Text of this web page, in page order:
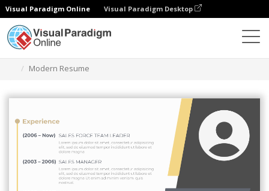
Visual Paradigm Online Visual Paradigm Desktop
Modern Resume